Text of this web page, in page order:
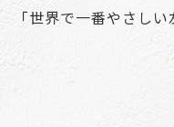
「世界で一番やさし